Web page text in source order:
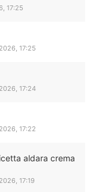
17:25
17:25
17:24
17:22
aldara crema
17:19